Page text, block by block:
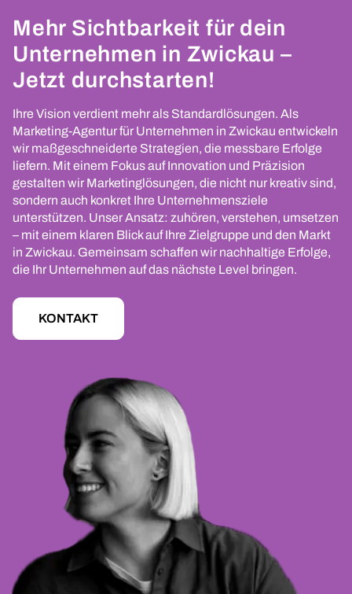
Mehr Sichtbarkeit für dein
Unternehmen in Zwickau –
Jetzt durchstarten!
Ihre Vision verdient mehr als Standardlösungen. Als
Marketing-Agentur für Unternehmen in Zwickau entwickeln
wir maßgeschneiderte Strategien, die messbare Erfolge
liefern. Mit einem Fokus auf Innovation und Präzision
gestalten wir Marketinglösungen, die nicht nur kreativ sind,
sondern auch konkret Ihre Unternehmensziele
unterstützen. Unser Ansatz: zuhören, verstehen, umsetzen
– mit einem klaren Blick auf Ihre Zielgruppe und den Markt
in Zwickau. Gemeinsam schaffen wir nachhaltige Erfolge,
die Ihr Unternehmen auf das nächste Level bringen.
KONTAKT